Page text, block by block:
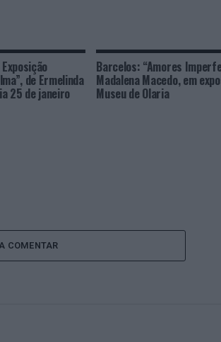
de Ermelinda
25 de janeiro
Barcelos: “Amores
Madalena Macedo, em
Museu de Olaria
COMENTAR